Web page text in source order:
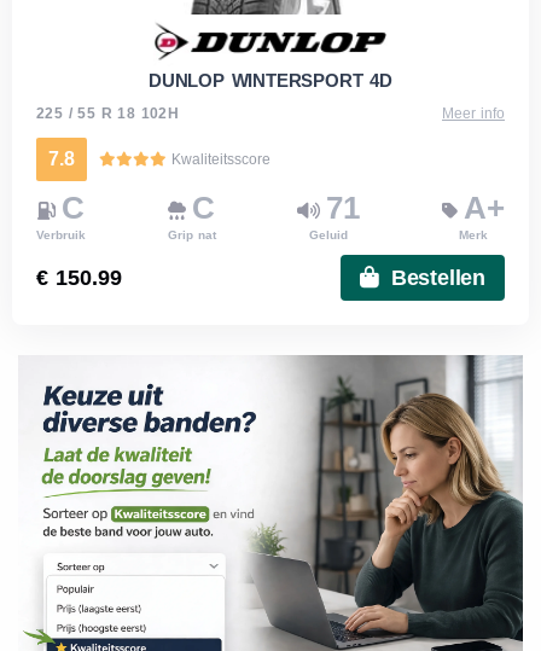
DUNLOP WINTERSPORT 4D
225 / 55 R 18 102H Meer info
7.8 Kwaliteitsscore
C
Verbruik
C
Grip nat
71
Geluid
A+
Merk
€ 150.99 Bestellen